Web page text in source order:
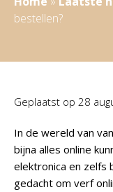
bestellen?
Geplaatst op 28
In de wereld van
bijna alles online
elektronica en zelfs
gedacht om verf